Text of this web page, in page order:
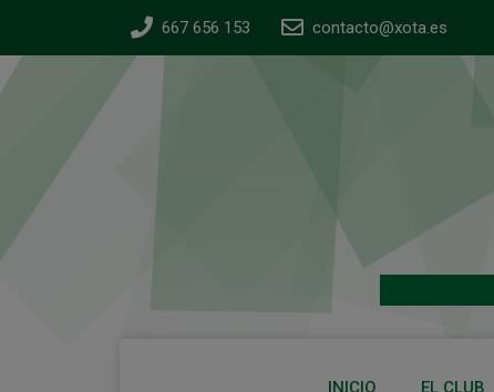
667 656 153 contacto@xota.es
INICIO EL CLUB